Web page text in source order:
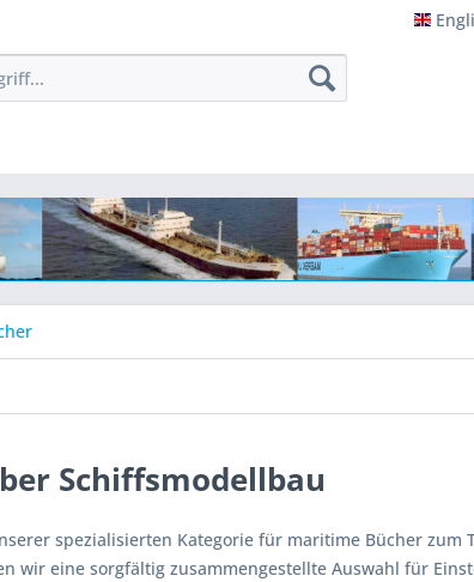
Schiffsmodellbau
spezialisierten Kategorie für maritime Bücher zum
wir eine sorgfältig zusammengestellte Auswahl für